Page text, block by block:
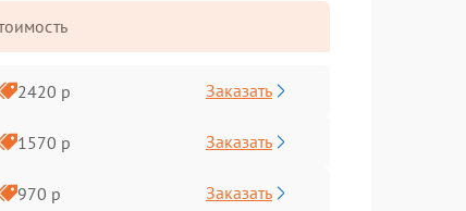
2420 р Заказать
1570 р Заказать
970 р Заказать